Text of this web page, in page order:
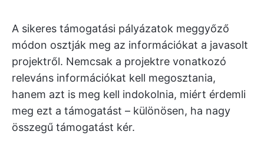
A sikeres támogatási pályázatok meggyőző
módon osztják meg az információkat a javasolt
projektről. Nemcsak a projektre vonatkozó
releváns információkat kell megosztania,
hanem azt is meg kell indokolnia, miért érdemli
meg ezt a támogatást – különösen, ha nagy
összegű támogatást kér.